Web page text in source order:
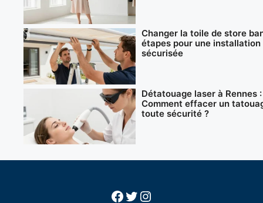
Changer la toile de store
étapes pour une installation
sécurisée
Détatouage laser à Rennes :
Comment effacer un
toute sécurité ?
Facebook
Twitter
Instagram